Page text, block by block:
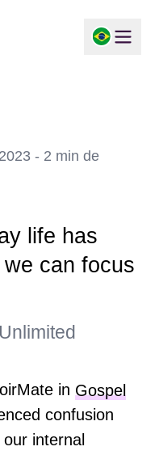
- 2 min de
life has
can focus
in Gospel
confusion
internal